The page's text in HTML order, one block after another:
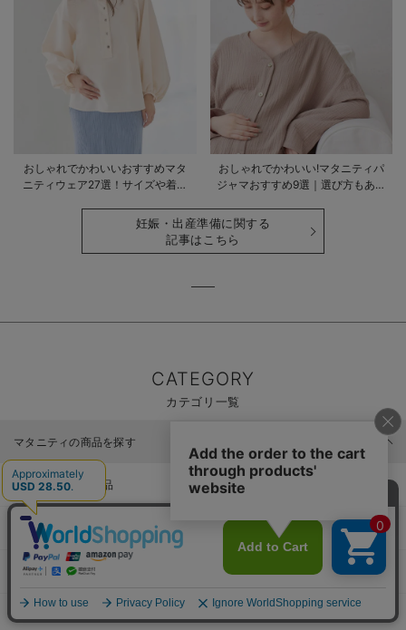
おしゃれでかわいいおすすめマタ
ニティウェア27選！サイズや着る
おしゃれでかわいい!マタニティパ
ジャマおすすめ9選｜選び方もあわ
妊娠・出産準備に関する
記事はこちら
CATEGORY
カテゴリ一覧
マタニティの商品を探す
マタニティ｜新商品
マタニティウェア
マタニティ 下着・インナー
授乳服